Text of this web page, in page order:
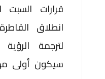
قرارات
لترجمة
سيكون أولى